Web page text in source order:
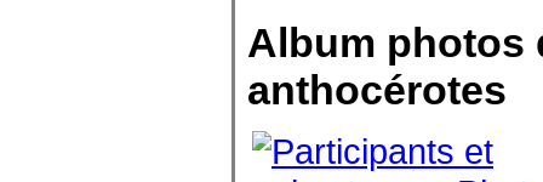
Album photos
anthocérotes